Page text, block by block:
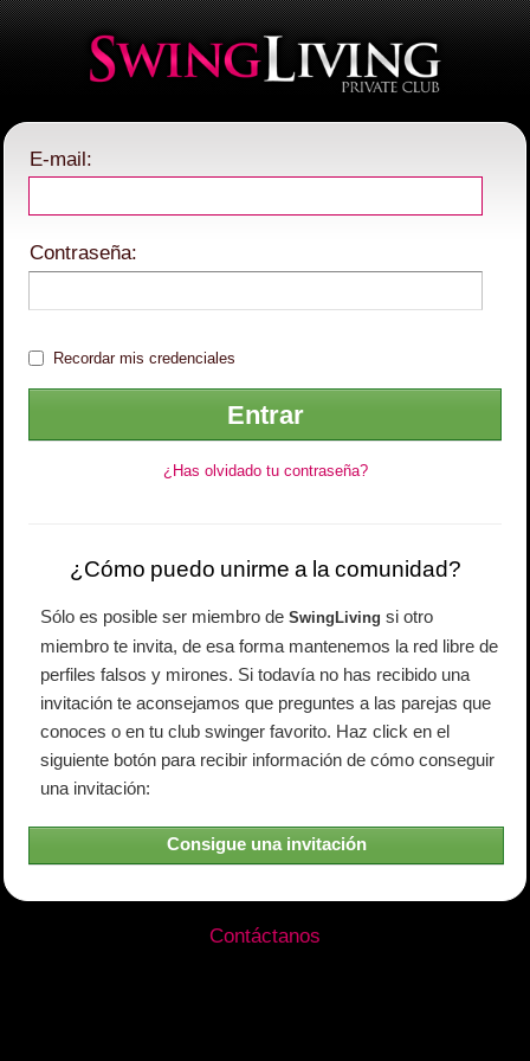
E-mail:
Contraseña:
Recordar mis credenciales
¿Has olvidado tu contraseña?
¿Cómo puedo unirme a la comunidad?
Sólo es posible ser miembro de SwingLiving si otro
miembro te invita, de esa forma mantenemos la red libre de
perfiles falsos y mirones. Si todavía no has recibido una
invitación te aconsejamos que preguntes a las parejas que
conoces o en tu club swinger favorito. Haz click en el
siguiente botón para recibir información de cómo conseguir
una invitación:
Consigue una invitación
Contáctanos